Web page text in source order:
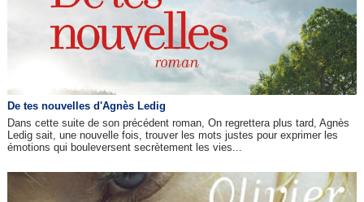
De tes nouvelles d'Agnès Ledig
Dans cette suite de son précédent roman, On regrettera plus tard, Agnès
Ledig sait, une nouvelle fois, trouver les mots justes pour exprimer les
émotions qui bouleversent secrètement les vies...